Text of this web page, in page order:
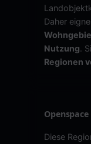
Daher
Nutzung.
Regionen
Openspace
Diese